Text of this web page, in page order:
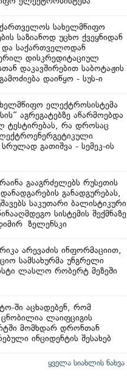
სახელმწიფო
საზიანოდ უცხო ქვეყნიდან
საქართველოდან
დისკრედიტაციულ
დაკავშირებით საბოტაჟის
დაიწყო - სუს-ი
ელექტროსისტემა
აგრეგატებზე აწარმოებდა
ტესტირებას, რა დროსაც
სრულად გათიშვა - სემეკ-ის
გააგრძელებს რუსეთის
დანადგარების განადგურებას,
საკუთარი ბალისტიკური
სისტემის შექმნაზე
ზელენსკი
არევაძის ინფორმაციით,
სამსახურმა უნგრელი
ლასლო რობერტ მეზეში
ში აცხადებენ, რომ
ლაიფციგის
მომხდარ დრონთან
ინციდენტის შესახებ
ყველა სიახლის ნახვა